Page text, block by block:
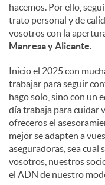
hacemos. Por ello,
trato personal y de
vosotros con la
Manresa y Alicante.
Inicio el 2025 con
trabajar para seguir
hago solo, sino con un
día trabaja para cuidar
ofreceros el
mejor se adapten a
aseguradoras, sea cual
vosotros, nuestros
el ADN de nuestro